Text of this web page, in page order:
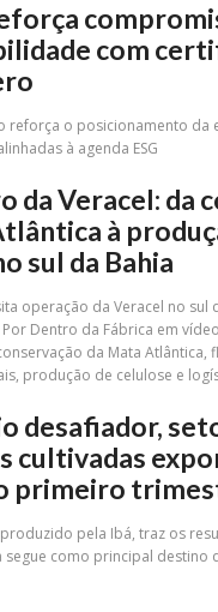
com
reforça o posicionamento da
à agenda ESG
da Veracel: da
à
sul da Bahia
operação da Veracel no sul
Dentro da Fábrica em
da Mata Atlântica,
produção de celulose e
desafiador,
cultivadas
primeiro
pela Ibá, traz os
segue como principal destino